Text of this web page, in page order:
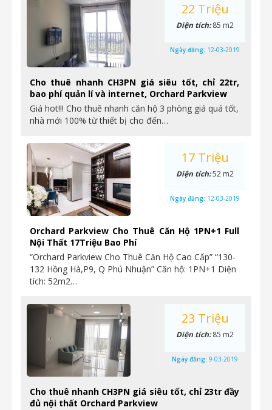
Cho thuê nhanh CH3PN giá siêu tốt, chỉ 22tr,
bao phí quản lí và internet, Orchard Parkview
Giá hot!!! Cho thuê nhanh căn hộ 3 phòng giá quá tốt,
nhà mới 100% từ thiết bị cho đến…
22 Triệu
Diện tích:85 m2
Ngày đăng: 12-03-2019
Orchard Parkview Cho Thuê Căn Hộ 1PN+1 Full
Nội Thất 17Triệu Bao Phí
“Orchard Parkview Cho Thuê Căn Hộ Cao Cấp” “130-
132 Hồng Hà,P9, Q Phú Nhuận” Căn hộ: 1PN+1 Diện
tích: 52m2…
17 Triệu
Diện tích:52 m2
Ngày đăng: 12-03-2019
Cho thuê nhanh CH3PN giá siêu tốt, chỉ 23tr đầy
đủ nội thất Orchard Parkview
23 Triệu
Diện tích:85 m2
Ngày đăng: 9-03-2019